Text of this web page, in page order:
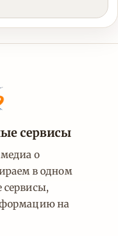
сервисы
о
в одном
сервисы,
на